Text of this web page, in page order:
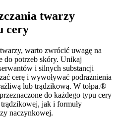
twarzy
cery
warto zwrócić uwagę na
do potrzeb skóry. Unikaj
i silnych substancji
cerę i wywoływać podrażnienia
lub trądzikową. W tołpa.®
do każdego typu cery
jak i formuły
naczynkowej.